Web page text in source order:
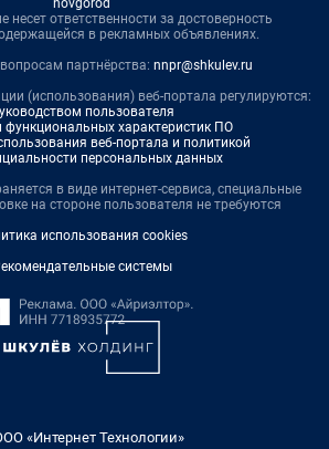
несет ответственности за достоверность
в рекламных объявлениях.
партнёрства: nnpr@shkulev.ru
(использования) веб-портала регулируются:
пользователя
функциональных характеристик ПО
веб-портала и политикой
персональных данных
в виде интернет-сервиса, специальные
на стороне пользователя не требуются
использования cookies
системы
«Интернет Технологии»